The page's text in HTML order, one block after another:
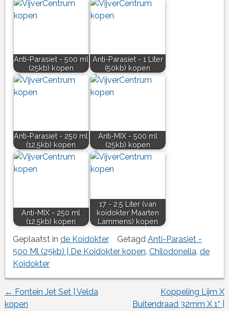
Anti-Parasiet - 500 ml
(25kb) kopen
Anti-Parasiet - 1 Liter
(50kb) kopen
Anti-Parasiet - 250 ml
(12,5kb) kopen
Anti-MIX - 500 ml
(25kb) kopen
Anti-MIX - 250 ml
(12,5kb) kopen
17 - 2,5 Liter (van
koidokter Maarten
Lammens) kopen
Geplaatst in de Koidokter Getagd Anti-Parasiet -
500 Ml (25kb) | De Koidokter kopen Chilodonella de
Koidokter
Berichtnavigatie
← Fontein Jet Set | Velda
kopen
Koppeling Lijm X
Buitendraad 32mm X 1“ |